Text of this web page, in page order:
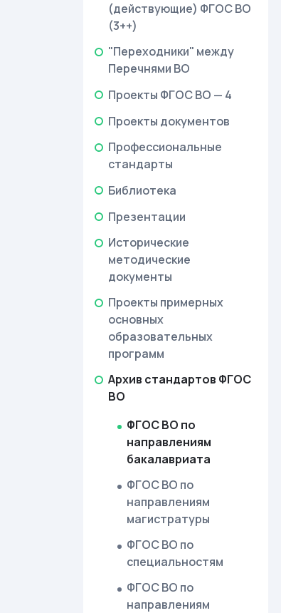
(действующие) ФГОС ВО
(3++)
"Переходники" между
Перечнями ВО
Проекты ФГОС ВО — 4
Проекты документов
Профессиональные
стандарты
Библиотека
Презентации
Исторические
методические
документы
Проекты примерных
основных
образовательных
программ
Архив стандартов ФГОС
ВО
ФГОС ВО по
направлениям
бакалавриата
ФГОС ВО по
направлениям
магистратуры
ФГОС ВО по
специальностям
ФГОС ВО по
направлениям